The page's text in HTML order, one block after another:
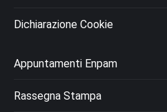
Dichiarazione Cookie
Appuntamenti Enpam
Rassegna Stampa